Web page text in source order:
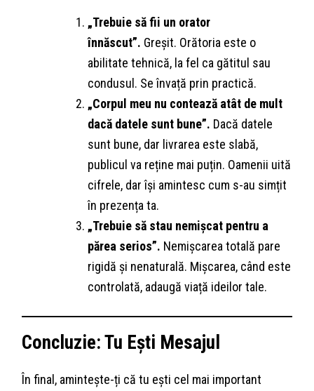
„Trebuie să fii un orator
înnăscut”. Greșit. Orătoria este o
abilitate tehnică, la fel ca gătitul sau
condusul. Se învață prin practică.
„Corpul meu nu contează atât de mult
dacă datele sunt bune”. Dacă datele
sunt bune, dar livrarea este slabă,
publicul va reține mai puțin. Oamenii uită
cifrele, dar își amintesc cum s-au simțit
în prezența ta.
„Trebuie să stau nemișcat pentru a
părea serios”. Nemișcarea totală pare
rigidă și nenaturală. Mișcarea, când este
controlată, adaugă viață ideilor tale.
Concluzie: Tu Ești Mesajul
În final, amintește-ți că tu ești cel mai important